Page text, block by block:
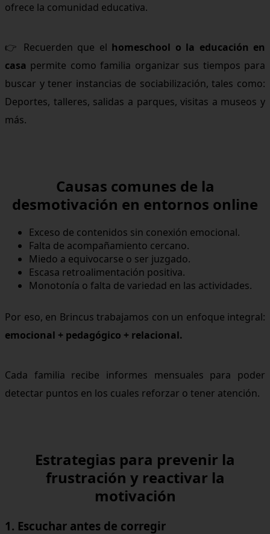
ofrece la comunidad educativa.
👉 Recuerden que el homeschool o la educación en
casa permite como familia organizar sus tiempos para
buscar y tener instancias de sociabilización, tales como:
Deportes, talleres, salidas a parques, visitas a museos y
más.
Causas comunes de la
desmotivación en entornos online
Exceso de contenidos sin conexión emocional.
Falta de acompañamiento cercano.
Miedo a equivocarse o ser juzgado.
Escasa retroalimentación positiva.
Monotonía o falta de variedad en las actividades.
Por eso, en Brincus trabajamos con un enfoque integral:
emocional + pedagógico + relacional.
Cada familia recibe informes mensuales para poder
detectar puntos en los cuales reforzar o tener atención.
Estrategias para prevenir la
frustración y reactivar la
motivación
1. Escuchar antes de corregir